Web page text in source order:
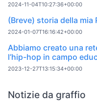
2024-11-04T10:27:36+00:00
(Breve) storia della mia
2024-01-07T16:16:42+00:00
Abbiamo creato una
l’hip-hop in campo
2023-12-27T13:15:34+00:00
Notizie da graffio